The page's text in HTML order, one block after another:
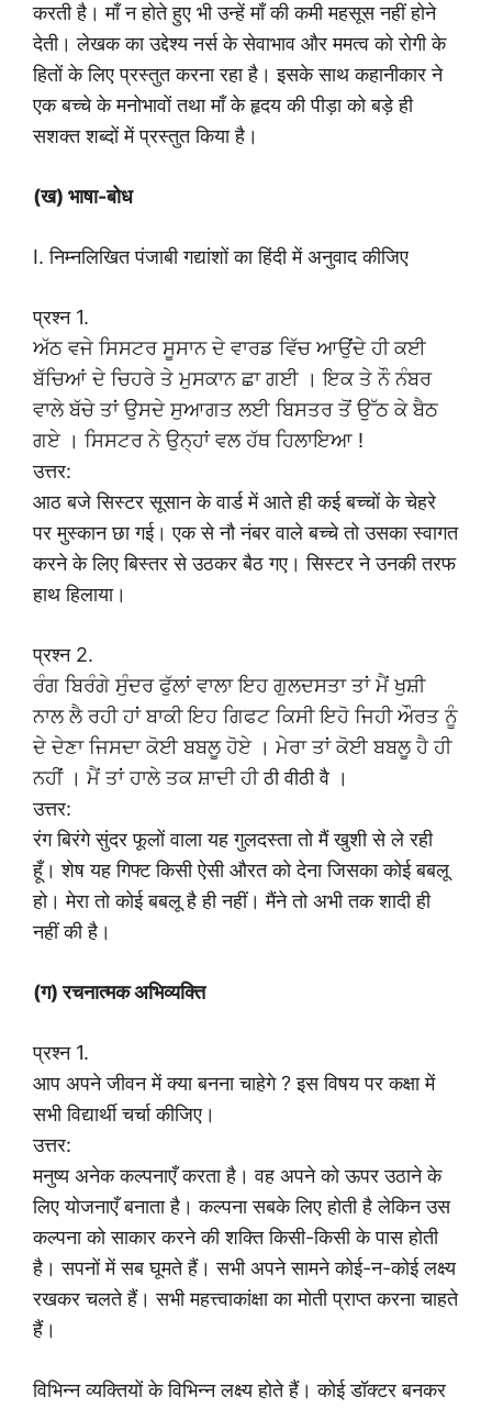
करती है। माँ न होते हुए भी उन्हें माँ की कमी महसूस नहीं होने
देती। लेखक का उद्देश्य नर्स के सेवाभाव और ममत्व को रोगी के
हितों के लिए प्रस्तुत करना रहा है। इसके साथ कहानीकार ने
एक बच्चे के मनोभावों तथा माँ के हृदय की पीड़ा को बड़े ही
सशक्त शब्दों में प्रस्तुत किया है।
(ख) भाषा-बोध
I. निम्नलिखित पंजाबी गद्यांशों का हिंदी में अनुवाद कीजिए
प्रश्न 1.
ਅੱਠ ਵਜੇ ਸਿਸਟਰ ਸੂਸਾਨ ਦੇ ਵਾਰਡ ਵਿੱਚ ਆਉਂਦੇ ਹੀ ਕਈ
ਬੱਚਿਆਂ ਦੇ ਚਿਹਰੇ ਤੇ ਮੁਸਕਾਨ ਛਾ ਗਈ । ਇਕ ਤੇ ਨੌ ਨੰਬਰ
ਵਾਲੇ ਬੱਚੇ ਤਾਂ ਉਸਦੇ ਸੁਆਗਤ ਲਈ ਬਿਸਤਰ ਤੋਂ ਉੱਠ ਕੇ ਬੈਠ
ਗਏ । ਸਿਸਟਰ ਨੇ ਉਨ੍ਹਾਂ ਵਲ ਹੱਥ ਹਿਲਾਇਆ !
उत्तर:
आठ बजे सिस्टर सूसान के वार्ड में आते ही कई बच्चों के चेहरे
पर मुस्कान छा गई। एक से नौ नंबर वाले बच्चे तो उसका स्वागत
करने के लिए बिस्तर से उठकर बैठ गए। सिस्टर ने उनकी तरफ
हाथ हिलाया।
प्रश्न 2.
ਰੰਗ ਬਿਰੰਗੇ ਸੁੰਦਰ ਫੁੱਲਾਂ ਵਾਲਾ ਇਹ ਗੁਲਦਸਤਾ ਤਾਂ ਮੈਂ ਖੁਸ਼ੀ
ਨਾਲ ਲੈ ਰਹੀ ਹਾਂ ਬਾਕੀ ਇਹ ਗਿਫਟ ਕਿਸੀ ਇਹੋ ਜਿਹੀ ਔਰਤ ਨੂੰ
ਦੇ ਦੇਣਾ ਜਿਸਦਾ ਕੋਈ ਬਬਲੂ ਹੋਏ । ਮੇਰਾ ਤਾਂ ਕੋਈ ਬਬਲੂ ਹੈ ਹੀ
ਨਹੀਂ । ਮੈਂ ਤਾਂ ਹਾਲੇ ਤਕ ਸ਼ਾਦੀ ਹੀ ठी वीठी वै ।
उत्तर:
रंग बिरंगे सुंदर फूलों वाला यह गुलदस्ता तो मैं खुशी से ले रही
हूँ। शेष यह गिफ्ट किसी ऐसी औरत को देना जिसका कोई बबलू
हो। मेरा तो कोई बबलू है ही नहीं। मैंने तो अभी तक शादी ही
नहीं की है।
(ग) रचनात्मक अभिव्यक्ति
प्रश्न 1.
आप अपने जीवन में क्या बनना चाहेगे ? इस विषय पर कक्षा में
सभी विद्यार्थी चर्चा कीजिए।
उत्तर:
मनुष्य अनेक कल्पनाएँ करता है। वह अपने को ऊपर उठाने के
लिए योजनाएँ बनाता है। कल्पना सबके लिए होती है लेकिन उस
कल्पना को साकार करने की शक्ति किसी-किसी के पास होती
है। सपनों में सब घूमते हैं। सभी अपने सामने कोई-न-कोई लक्ष्य
रखकर चलते हैं। सभी महत्त्वाकांक्षा का मोती प्राप्त करना चाहते
हैं।
विभिन्न व्यक्तियों के विभिन्न लक्ष्य होते हैं। कोई डॉक्टर बनकर